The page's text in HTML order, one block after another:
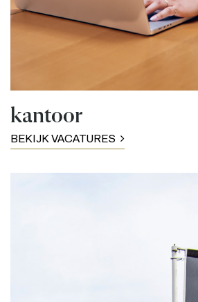
kantoor
BEKIJK VACATURES